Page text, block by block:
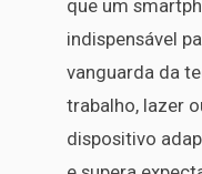
que um
indispensável
vanguarda da
trabalho, lazer
dispositivo